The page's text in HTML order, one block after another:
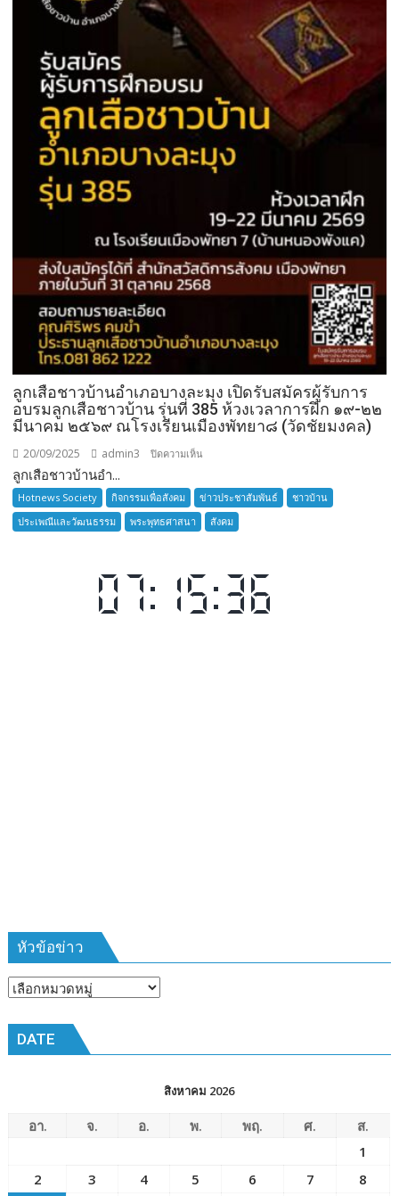
ลูกเสือชาวบ้านอำเภอบางละมุง เปิดรับสมัครผู้รับการ
อบรมลูกเสือชาวบ้าน รุ่นที่ 385 ห้วงเวลาการฝึก ๑๙-๒๒
มีนาคม ๒๕๖๙ ณโรงเรียนเมืองพัทยา๘ (วัดชัยมงคล)
20/09/2025 admin3 ปิดความเห็น
เสือ
ชาว
บ้าน
เปิด
รับ
๒๕๖๙
ลูกเสือชาวบ้านอำ...
Hotnews Society กิจกรรมเพื่อสังคม ข่าวประชาสัมพันธ์
ชาวบ้าน
ประเพณีและวัฒนธรรม
พระพุทธศาสนา สังคม
หัวข้อข่าว
หัวข้อ
DATE
สิงหาคม 2026
อา. จ. อ. พ. พฤ. ศ.
ส.
1
2
3 4 5 6 7
8